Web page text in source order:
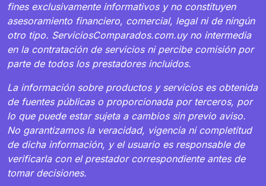
fines exclusivamente informativos y no constituyen
asesoramiento financiero, comercial, legal ni de ningún
otro tipo. ServiciosComparados.com.uy no intermedia
en la contratación de servicios ni percibe comisión por
parte de todos los prestadores incluidos.
La información sobre productos y servicios es obtenida
de fuentes públicas o proporcionada por terceros, por
lo que puede estar sujeta a cambios sin previo aviso.
No garantizamos la veracidad, vigencia ni completitud
de dicha información, y el usuario es responsable de
verificarla con el prestador correspondiente antes de
tomar decisiones.